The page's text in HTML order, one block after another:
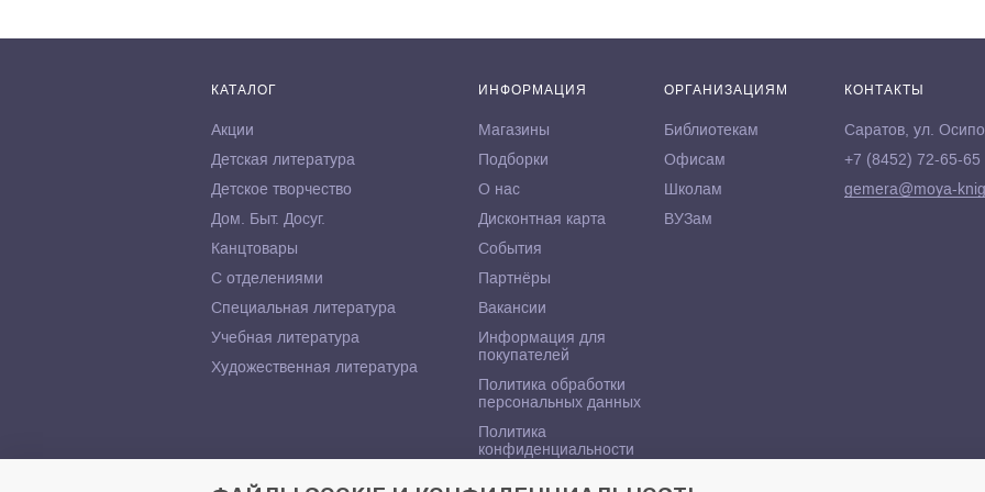
КАТАЛОГ
Акции
Детская литература
Детское творчество
Дом. Быт. Досуг.
Канцтовары
С отделениями
Специальная литература
Учебная литература
Художественная литература
ИНФОРМАЦИЯ
Магазины
Подборки
О нас
Дисконтная карта
События
Партнёры
Вакансии
Информация для
покупателей
Политика обработки
персональных данных
Политика
конфиденциальности
ОРГАНИЗАЦИЯМ
Библиотекам
Офисам
Школам
ВУЗам
КОНТАКТЫ
Саратов, ул.
+7 (8452) 72-65-65
gemera@moya-